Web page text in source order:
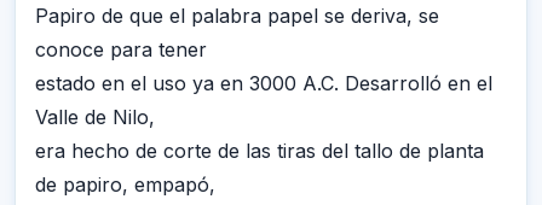
Papiro de que el palabra papel se deriva, se
conoce para tener
estado en el uso ya en 3000 A.C. Desarrolló en el
Valle de Nilo,
era hecho de corte de las tiras del tallo de planta
de papiro, empapó,